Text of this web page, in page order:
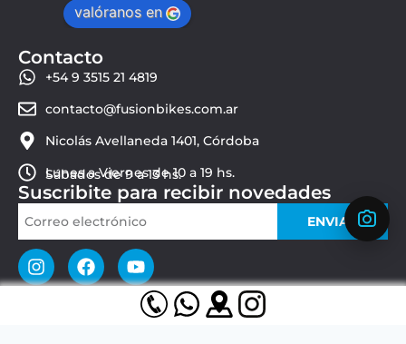
valóranos en
Contacto
+54 9 3515 21 4819
contacto@fusionbikes.com.ar
Nicolás Avellaneda 1401, Córdoba
Lunes a Viernes de 10 a 19 hs.
Sábados de 9 a 13 hs.
Suscribite para recibir novedades
ENVIAR
© 2026 Fusion Bikes